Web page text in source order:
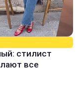
стилист
все